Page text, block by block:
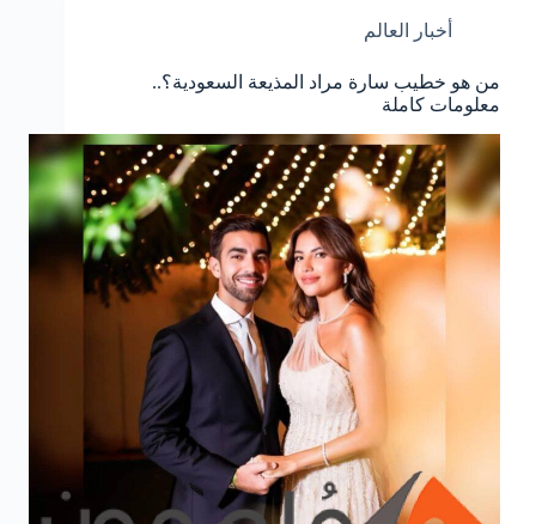
أخبار العالم
من هو خطيب سارة مراد المذيعة السعودية؟..
معلومات كاملة